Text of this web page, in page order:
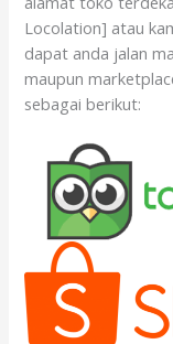
Locolation] atau
dapat anda jalan
maupun
sebagai berikut: